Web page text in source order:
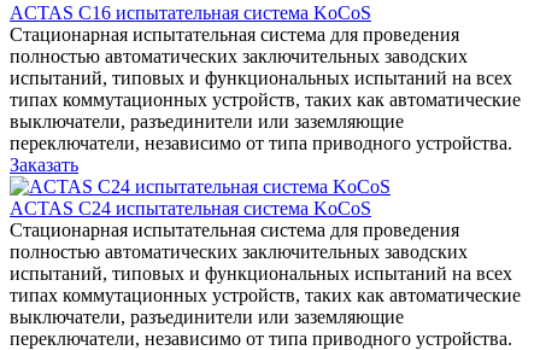
ACTAS C16 испытательная система KoCoS
Стационарная испытательная система для проведения
полностью автоматических заключительных заводских
испытаний, типовых и функциональных испытаний на всех
типах коммутационных устройств, таких как автоматические
выключатели, разъединители или заземляющие
переключатели, независимо от типа приводного устройства.
Заказать
ACTAS C24 испытательная система KoCoS
Стационарная испытательная система для проведения
полностью автоматических заключительных заводских
испытаний, типовых и функциональных испытаний на всех
типах коммутационных устройств, таких как автоматические
выключатели, разъединители или заземляющие
переключатели, независимо от типа приводного устройства.